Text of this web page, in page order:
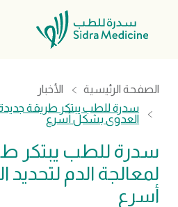
الصفحة الرئيسية
الأخبار
سدرة للطب يبتكر طريقة جديدة
العدوى بشكل أسرع
سدرة للطب يبتكر
لمعالجة الدم
أسرع